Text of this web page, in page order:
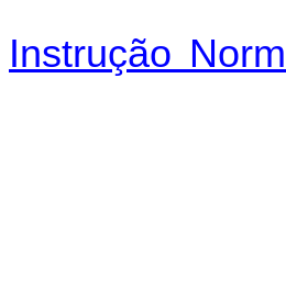
Instrução